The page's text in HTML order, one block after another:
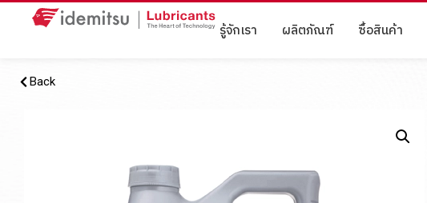
รู้จักเรา ผลิตภัณฑ์ ซื้อสินค้า
Back